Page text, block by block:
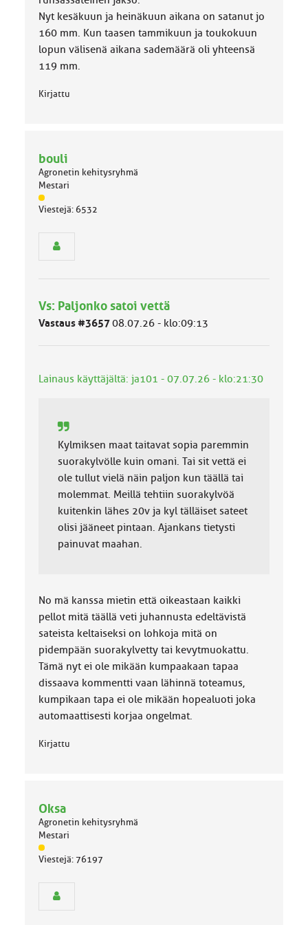
Nyt kesäkuun ja heinäkuun aikana on satanut jo
160 mm. Kun taasen tammikuun ja toukokuun
lopun välisenä aikana sademäärä oli yhteensä
119 mm.
Kirjattu
bouli
Agronetin kehitysryhmä
Mestari
J
ä
m
ä
k
Viestejä: 6532
Vs: Paljonko satoi vettä
Vastaus #365708.07.26 - klo:09:13
Lainaus käyttäjältä: ja101 - 07.07.26 - klo:21:30
Kylmiksen maat taitavat sopia paremmin
suorakylvölle kuin omani. Tai sit vettä ei
ole tullut vielä näin paljon kun täällä tai
molemmat. Meillä tehtiin suorakylvöä
kuitenkin lähes 20v ja kyl tälläiset sateet
olisi jääneet pintaan. Ajankans tietysti
painuvat maahan.
No mä kanssa mietin että oikeastaan kaikki
pellot mitä täällä veti juhannusta edeltävistä
sateista keltaiseksi on lohkoja mitä on
pidempään suorakylvetty tai kevytmuokattu.
Tämä nyt ei ole mikään kumpaakaan tapaa
dissaava kommentti vaan lähinnä toteamus,
kumpikaan tapa ei ole mikään hopealuoti joka
automaattisesti korjaa ongelmat.
Kirjattu
Oksa
Agronetin kehitysryhmä
Mestari
J
ä
Viestejä: 76197